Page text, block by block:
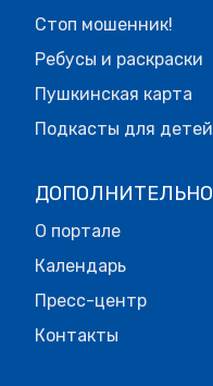
Стоп мошенник!
Ребусы и раскраски
Пушкинская карта
Подкасты для детей
ДОПОЛНИТЕЛЬНО
О портале
Календарь
Пресс-центр
Контакты